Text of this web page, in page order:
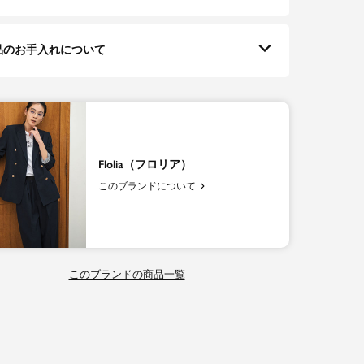
のお手入れについて
Flolia（フロリア）
このブランドについて
このブランドの商品一覧